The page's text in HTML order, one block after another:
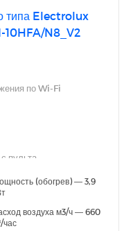
типа Electrolux
10HFA/N8_V2
по Wi-Fi
пульта
0,5 °С
пульта управления
(обогрев) — 3,9
воздуха м3/ч — 660
час